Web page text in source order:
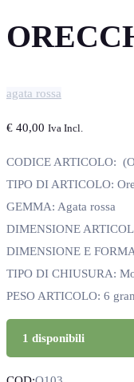
agata rossa
€ 40,00 Iva Incl.
CODICE ARTICOLO:
TIPO DI ARTICOLO:
GEMMA: Agata rossa
DIMENSIONE
DIMENSIONE E
TIPO DI CHIUSURA:
PESO ARTICOLO: 6
1 disponibili